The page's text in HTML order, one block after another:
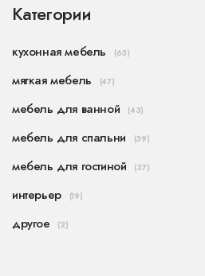
Категории
кухонная мебель (63)
мягкая мебель (47)
мебель для ванной (43)
мебель для спальни (39)
мебель для гостиной (37)
интерьер (19)
другое (2)